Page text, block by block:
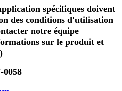
spécifiques doivent
des conditions d'utilisation
notre équipe
sur le produit et
0058